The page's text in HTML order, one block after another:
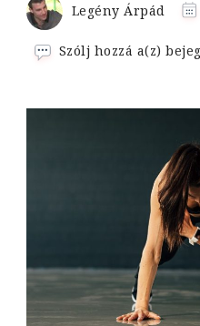
Legény Árpád
Szólj hozzá a(z)Saját